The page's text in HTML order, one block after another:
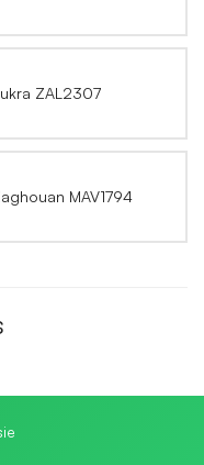
ZAL2307
MAV1794